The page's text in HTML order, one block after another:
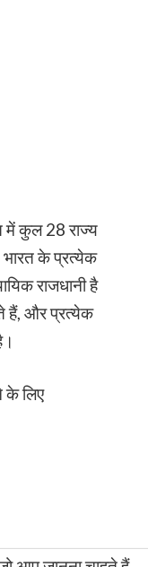
में कुल 28 राज्य
के प्रत्येक
राजधानी है
हैं, और प्रत्येक
के लिए